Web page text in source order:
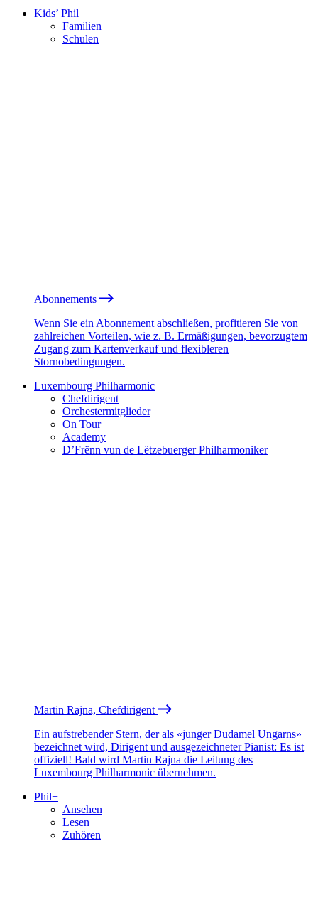
Kids’ Phil
Familien
Schulen
Abonnements
Wenn Sie ein Abonnement abschließen, profitieren Sie von
zahlreichen Vorteilen, wie z. B. Ermäßigungen, bevorzugtem
Zugang zum Kartenverkauf und flexibleren
Stornobedingungen.
Luxembourg Philharmonic
Chefdirigent
Orchestermitglieder
On Tour
Academy
D’Frënn vun de Lëtzebuerger Philharmoniker
Martin Rajna, Chefdirigent
Ein aufstrebender Stern, der als «junger Dudamel Ungarns»
bezeichnet wird, Dirigent und ausgezeichneter Pianist: Es ist
offiziell! Bald wird Martin Rajna die Leitung des
Luxembourg Philharmonic übernehmen.
Phil+
Ansehen
Lesen
Zuhören